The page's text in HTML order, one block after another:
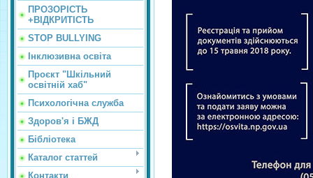
ПРОЗОРІСТЬ
+ВІДКРИТІСТЬ
STOP BULLYING
Інклюзивна освіта
Проєкт "Шкільний
освітній хаб"
Психологічна служба
Здоров'я і БЖД
Бібліотека
Каталог статтей
Контакти